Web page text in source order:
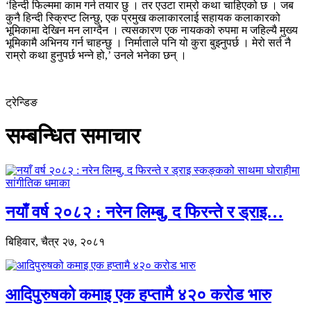
‘हिन्दी फिल्ममा काम गर्न तयार छु । तर एउटा राम्रो कथा चाहिएको छ । जब
कुनै हिन्दी स्क्रिप्ट लिन्छु, एक प्रमुख कलाकारलाई सहायक कलाकारको
भूमिकामा देखिन मन लाग्दैन । त्यसकारण एक नायकको रुपमा म जहिल्यै मुख्य
भूमिकामै अभिनय गर्न चाहन्छु । निर्माताले पनि यो कुरा बुझ्नुपर्छ । मेरो सर्त नै
राम्रो कथा हुनुपर्छ भन्ने हो,’ उनले भनेका छन् ।
ट्रेन्डिङ
सम्बन्धित समाचार
नयाँ वर्ष २०८२ : नरेन लिम्बु, द फिरन्ते र ड्राइ…
बिहिवार, चैत्र २७, २०८१
आदिपुरुषको कमाइ एक हप्तामै ४२० करोड भारु